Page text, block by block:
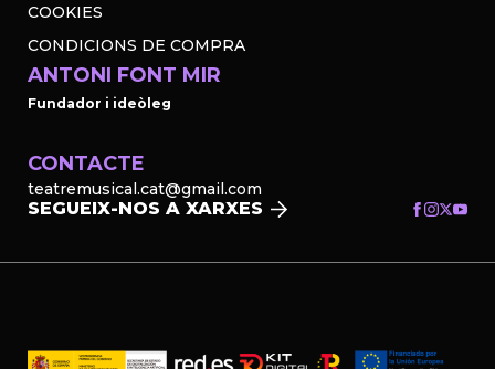
COOKIES
CONDICIONS DE COMPRA
ANTONI FONT MIR
Fundador i ideòleg
CONTACTE
teatremusical.cat@gmail.com
SEGUEIX-NOS A XARXES